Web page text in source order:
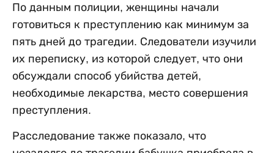
По данным полиции, женщины начали
готовиться к преступлению как минимум за
пять дней до трагедии. Следователи изучили
их переписку, из которой следует, что они
обсуждали способ убийства детей,
необходимые лекарства, место совершения
преступления.
Расследование также показало, что